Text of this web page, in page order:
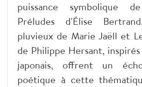
puissance symbolique
Préludes d'Élise
pluvieux de Marie Jaëll et
de Philippe Hersant,
japonais, offrent un
poétique à cette